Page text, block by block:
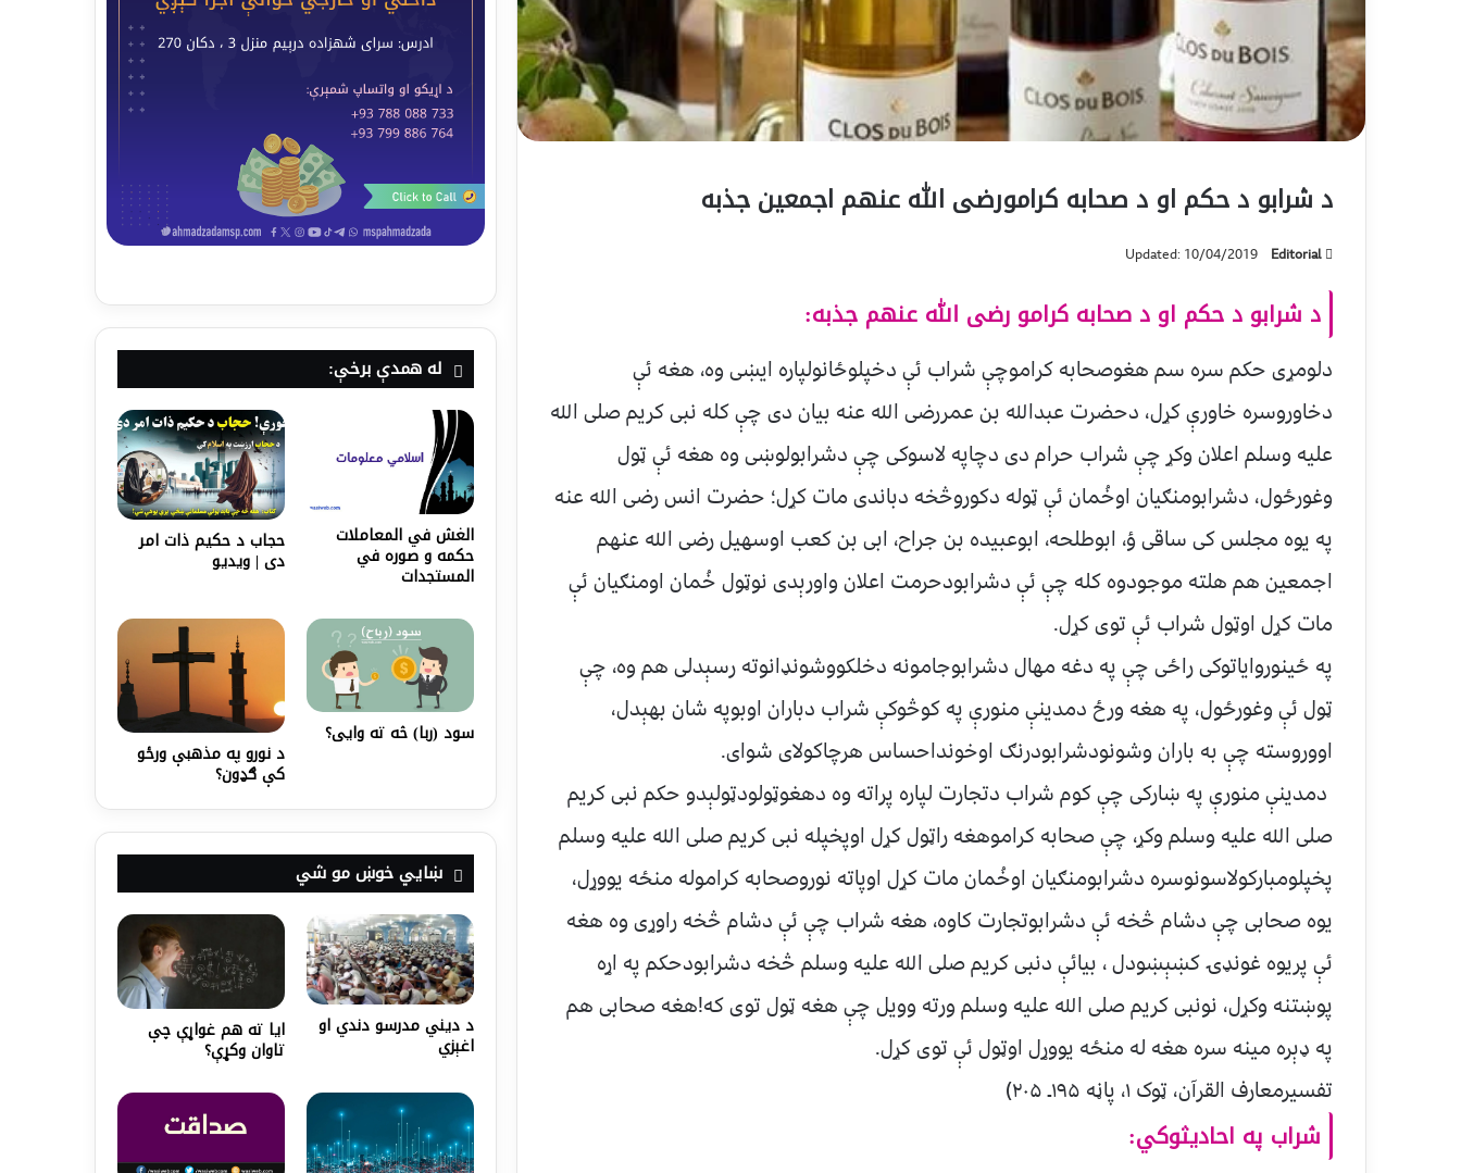
د شرابو د حکم او د صحابه کرامورضی الله عنهم اجمعين جذبه
Editorial
Updated: 10/04/2019
د شرابو د حکم او د صحابه کرامو رضی الله عنهم جذبه:
دلومړی حکم سره سم هغوصحابه کراموچې شراب ئې دخپلوځانولپاره ایښی وه، هغه ئې
دخاوروسره خاورې کړل، دحضرت عبدالله بن عمررضی الله عنه بیان دی چې کله نبی کریم صلی الله
علیه وسلم اعلان وکړ چې شراب حرام دی دچاپه لاسوکی چې دشرابولوښی وه هغه ئې ټول
وغورځول، دشرابومنګیان اوخُمان ئې ټوله دکوروڅخه دباندی مات کړل؛ حضرت انس رضی الله عنه
په یوه مجلس کی ساقی ؤ، ابوطلحه، ابوعبیده بن جراح، ابی بن کعب اوسهیل رضی الله عنهم
اجمعین هم هلته موجودوه کله چې ئې دشرابودحرمت اعلان واورېدی نوټول خُمان اومنګیان ئې
مات کړل اوټول شراب ئې توی کړل.
په ځینوروایاتوکی راځی چې په دغه مهال دشرابوجامونه دخلکووشونډانوته رسېدلی هم وه، چې
ټول ئې وغورځول، په هغه ورځ دمدینې منورې په کوڅوکې شراب دباران اوبوپه شان بهېدل،
اووروسته چې به باران وشونودشرابودرنګ اوخونداحساس هرچاکولای شوای.
دمدینې منورې په ښارکی چې کوم شراب دتجارت لپاره پراته وه دهغوټولودټولېدو حکم نبی کریم
صلی الله علیه وسلم وکړ، چې صحابه کراموهغه راټول کړل اوپخپله نبی کریم صلی الله علیه وسلم
پخپلومبارکولاسونوسره دشرابومنګیان اوخُمان مات کړل اوپاته نوروصحابه کراموله منځه یووړل،
یوه صحابی چې دشام څخه ئې دشرابوتجارت کاوه، هغه شراب چې ئې دشام څخه راوړی وه هغه
ئې پریوه غونډۍ کښېښودل ، بیائې دنبی کریم صلی الله علیه وسلم څخه دشرابودحکم په اړه
پوښتنه وکړل، نونبی کریم صلی الله علیه وسلم ورته وویل چې هغه ټول توی که!هغه صحابی هم
په ډېره مینه سره هغه له منځه یووړل اوټول ئې توی کړل.
تفسیرمعارف القرآن، ټوک ۱، پاڼه ۱۹۵ـ ۲۰۵)
شراب په احاديثوکي:
له همدې برخې:
الغش في المعاملات
حكمه و صوره في
المستجدات
حجاب د حکیم ذات امر
دی | ویدیو
سود (ربا) څه ته وایی؟
د نورو په مذهبې ورځو
کې ګډون؟
ښايي خوښ مو شي
د ديني مدرسو دندي او
اغېزي
ایا ته هم غواړې چې
تاوان وکړې؟